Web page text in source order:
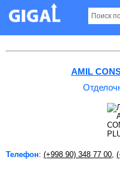
Отделочные
AMIL
Телефон: (+998 90) 348 77 00